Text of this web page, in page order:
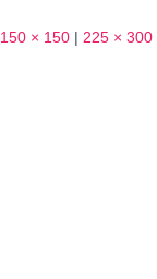
150 × 150 | 225 × 300